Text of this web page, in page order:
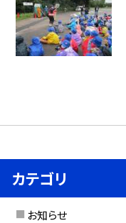
カテゴリ
お知らせ